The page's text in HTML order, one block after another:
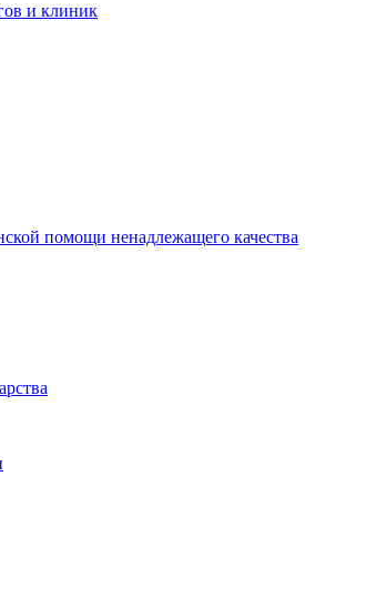
и клиник
помощи ненадлежащего качества